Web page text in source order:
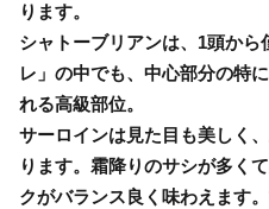
ります。
シャトーブリアンは、1頭か
レ」の中でも、中心部分の特
れる高級部位。
サーロインは見た目も美しく
ります。霜降りのサシが多く
クがバランス良く味わえます